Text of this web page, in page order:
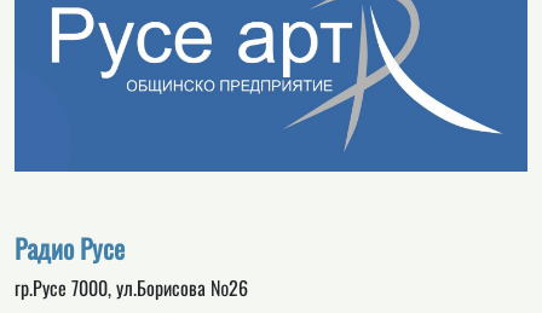
Радио Русе
гр.Русе 7000, ул.Борисова №26